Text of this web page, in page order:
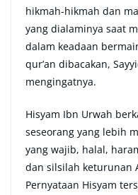
hikmah-hikmah dan
yang dialaminya saat
dalam keadaan
qur’an dibacakan,
mengingatnya.
Hisyam Ibn Urwah
seseorang yang lebih
yang wajib, halal,
dan silsilah keturunan
Pernyataan Hisyam